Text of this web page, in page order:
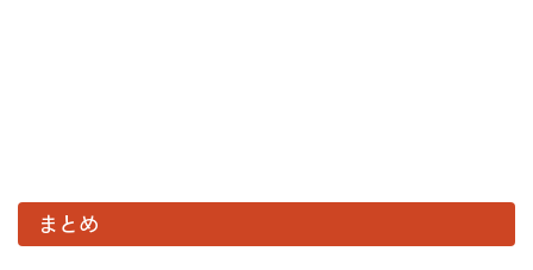
まとめ